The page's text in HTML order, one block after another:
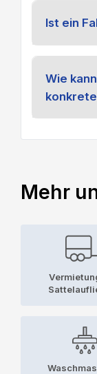
Ist ein
Wie
Mehr